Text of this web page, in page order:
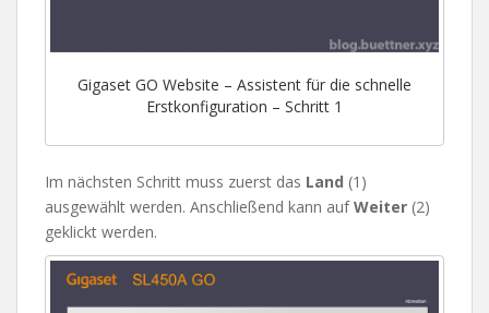
Gigaset GO Website – Assistent für die schnelle
Erstkonfiguration – Schritt 1
Im nächsten Schritt muss zuerst das Land (1)
ausgewählt werden. Anschließend kann aufWeiter (2)
geklickt werden.